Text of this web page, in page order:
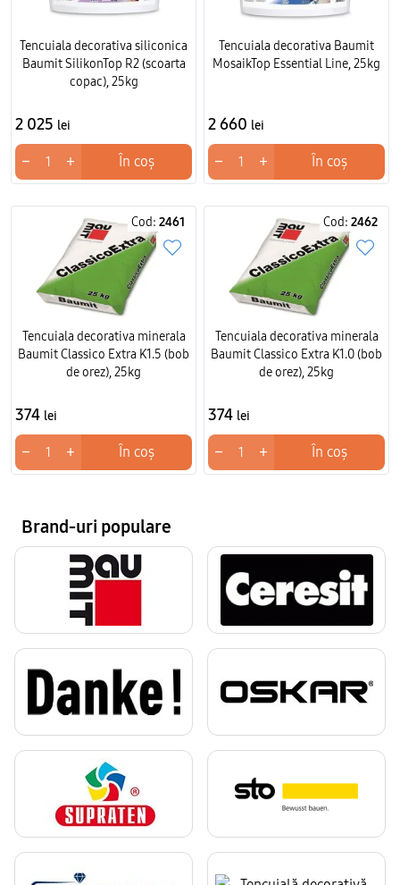
Tencuiala decorativa siliconica
Baumit SilikonTop R2 (scoarta
copac), 25kg
2 025 lei
− + În coș
Tencuiala decorativa Baumit
MosaikTop Essential Line, 25kg
2 660 lei
− + În coș
Cod: 2461
Tencuiala decorativa minerala
Baumit Classico Extra K1.5 (bob
de orez), 25kg
374 lei
− + În coș
Cod: 2462
Tencuiala decorativa minerala
Baumit Classico Extra K1.0 (bob
de orez), 25kg
374 lei
− + În coș
Brand-uri populare